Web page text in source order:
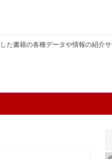
た書籍の各種データや情報の紹介